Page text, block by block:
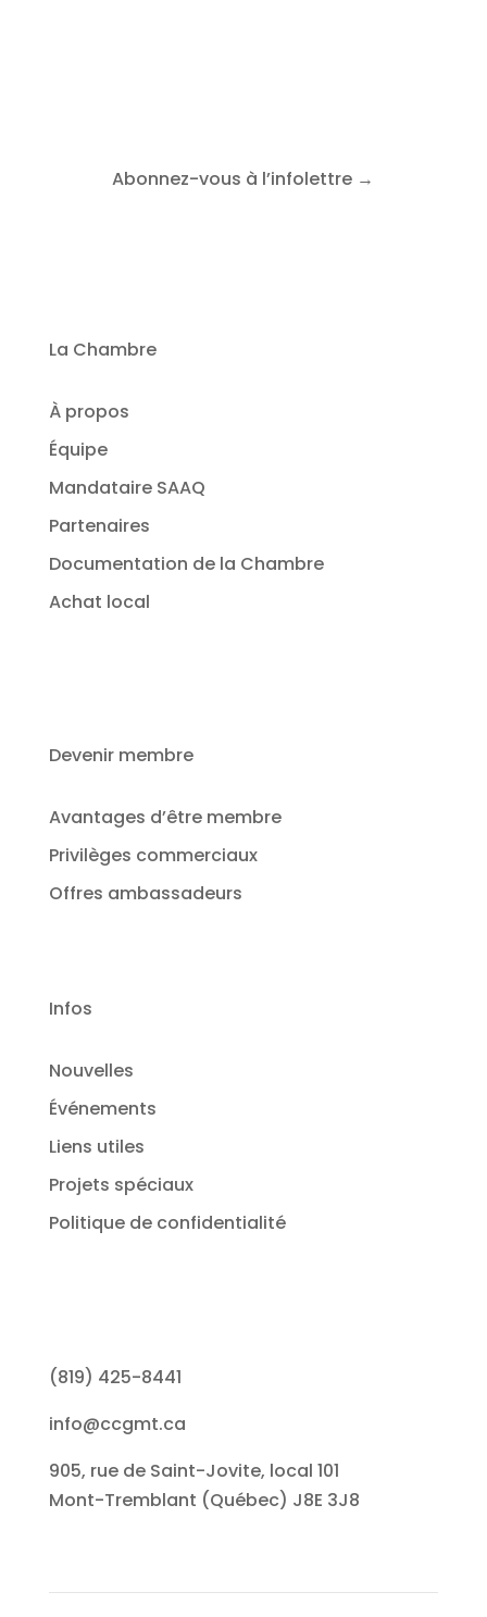
Abonnez-vous à l’infolettre →
La Chambre
À propos
Équipe
Mandataire SAAQ
Partenaires
Documentation de la Chambre
Achat local
Devenir membre
Avantages d’être membre
Privilèges commerciaux
Offres ambassadeurs
Infos
Nouvelles
Événements
Liens utiles
Projets spéciaux
Politique de confidentialité
(819) 425-8441
info@ccgmt.ca
905, rue de Saint-Jovite, local 101
Mont-Tremblant (Québec) J8E 3J8